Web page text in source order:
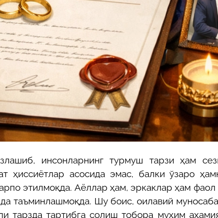
инсонларнинг турмуш тарзи ҳам
ҳиссиётлар асосида эмас, балки ўзаро
этилмоқда. Аёллар ҳам, эркаклар ҳам фаол
таъминлашмоқда. Шу боис, оилавий
тарзда тартибга солиш тобора муҳим